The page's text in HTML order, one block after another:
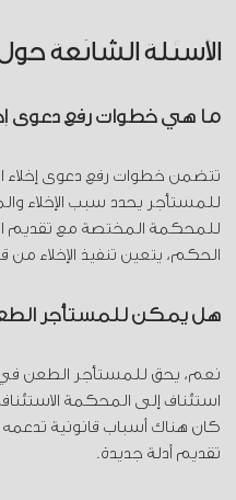
الأسئلة الشائعة
ما هي خطوات رفع دعوى
تتضمن خطوات رفع دعوى إخلاء
للمستأجر يحدد سبب الإخلاء
للمحكمة المختصة مع تقديم
الحكم، يتعين تنفيذ الإخلاء
هل يمكن للمستأجر
نعم، يحق للمستأجر الطعن
استئناف إلى المحكمة
كان هناك أسباب قانونية
تقديم أدلة جديدة.